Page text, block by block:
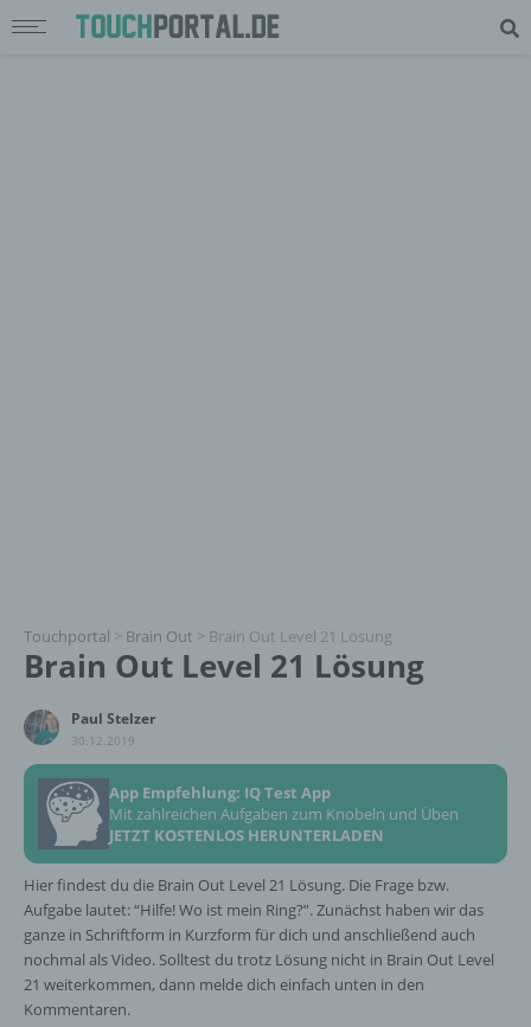
Touchportal > Brain Out > Brain Out Level 21 Lösung
Brain Out Level 21 Lösung
Paul Stelzer
30.12.2019
App Empfehlung: IQ Test App
Mit zahlreichen Aufgaben zum Knobeln und Üben
JETZT KOSTENLOS HERUNTERLADEN
Hier findest du die Brain Out Level 21 Lösung. Die Frage bzw.
Aufgabe lautet: “Hilfe! Wo ist mein Ring?”. Zunächst haben wir das
ganze in Schriftform in Kurzform für dich und anschließend auch
nochmal als Video. Solltest du trotz Lösung nicht in Brain Out Level
21 weiterkommen, dann melde dich einfach unten in den
Kommentaren.